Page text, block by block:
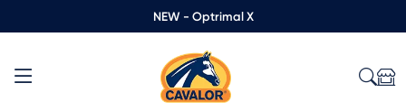
NEW - Optrimal X